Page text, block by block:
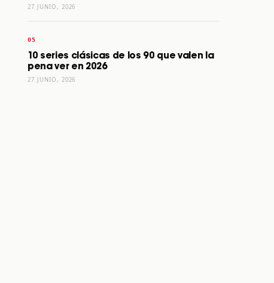
27 JUNIO, 2026
10 series clásicas de los 90 que valen la
pena ver en 2026
27 JUNIO, 2026